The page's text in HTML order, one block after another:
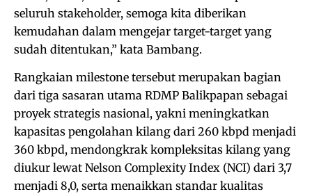
seluruh stakeholder, semoga kita diberikan
kemudahan dalam mengejar target-target yang
sudah ditentukan,” kata Bambang.
Rangkaian milestone tersebut merupakan bagian
dari tiga sasaran utama RDMP Balikpapan sebagai
proyek strategis nasional, yakni meningkatkan
kapasitas pengolahan kilang dari 260 kbpd menjadi
360 kbpd, mendongkrak kompleksitas kilang yang
diukur lewat Nelson Complexity Index (NCI) dari 3,7
menjadi 8,0, serta menaikkan standar kualitas